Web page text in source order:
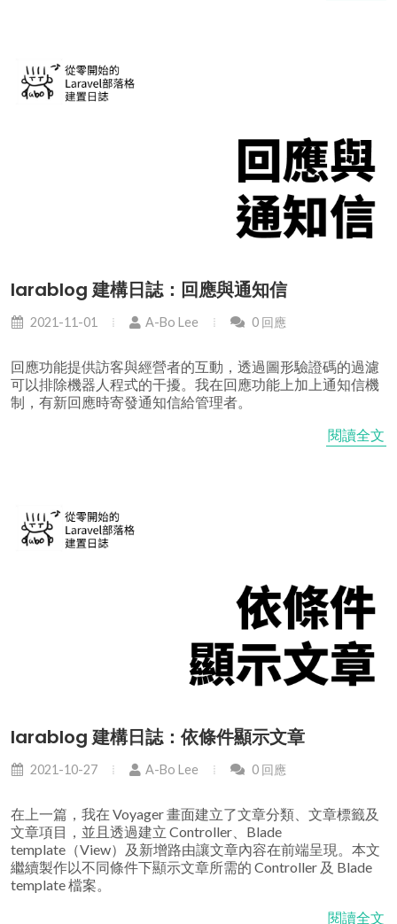
larablog 建構日誌：回應與通知信
2021-11-01 A-Bo Lee 0 回應
回應功能提供訪客與經營者的互動，透過圖形驗證碼的過濾
可以排除機器人程式的干擾。我在回應功能上加上通知信機
制，有新回應時寄發通知信給管理者。
閱讀全文
larablog 建構日誌：依條件顯示文章
2021-10-27 A-Bo Lee 0 回應
在上一篇，我在 Voyager 畫面建立了文章分類、文章標籤及
文章項目，並且透過建立 Controller、Blade
template（View）及新增路由讓文章內容在前端呈現。本文
繼續製作以不同條件下顯示文章所需的 Controller 及 Blade
template 檔案。
閱讀全文